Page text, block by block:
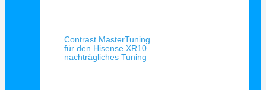
Contrast MasterTuning
für den Hisense XR10 –
nachträgliches Tuning